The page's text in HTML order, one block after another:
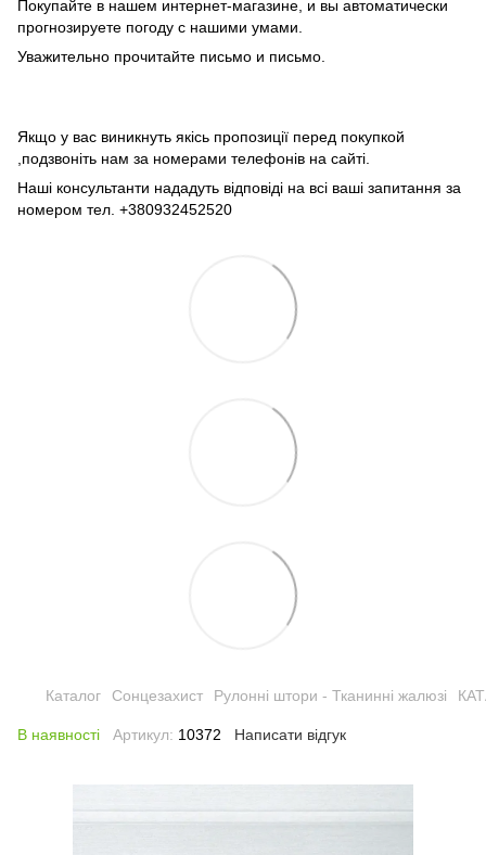
Покупайте в нашем интернет-магазине, и вы автоматически
прогнозируете погоду с нашими умами.
Уважительно прочитайте письмо и письмо.
Якщо у вас виникнуть якісь пропозиції перед покупкой
,подзвоніть нам за номерами телефонів на сайті.
Наші консультанти нададуть відповіді на всі ваші запитання за
номером тел. +380932452520
Каталог Сонцезахист Рулонні штори - Тканинні жалюзі
В наявності Артикул: 10372 Написати відгук